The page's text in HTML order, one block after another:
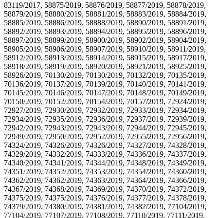
83119/2017, 58875/2019, 58876/2019, 58877/2019, 58878/2019,
58879/2019, 58880/2019, 58881/2019, 58883/2019, 58884/2019,
58885/2019, 58886/2019, 58888/2019, 58890/2019, 58891/2019,
58892/2019, 58893/2019, 58894/2019, 58895/2019, 58896/2019,
58897/2019, 58899/2019, 58900/2019, 58902/2019, 58904/2019,
58905/2019, 58906/2019, 58907/2019, 58910/2019, 58911/2019,
58912/2019, 58913/2019, 58914/2019, 58915/2019, 58917/2019,
58918/2019, 58919/2019, 58920/2019, 58921/2019, 58925/2019,
58926/2019, 70130/2019, 70130/2019, 70132/2019, 70135/2019,
70136/2019, 70137/2019, 70139/2019, 70140/2019, 70141/2019,
70145/2019, 70146/2019, 70147/2019, 70148/2019, 70149/2019,
70150/2019, 70152/2019, 70154/2019, 70157/2019, 72924/2019,
72927/2019, 72930/2019, 72932/2019, 72933/2019, 72934/2019,
72934/2019, 72935/2019, 72936/2019, 72937/2019, 72939/2019,
72942/2019, 72943/2019, 72943/2019, 72944/2019, 72945/2019,
72949/2019, 72950/2019, 72952/2019, 72955/2019, 72956/2019,
74324/2019, 74326/2019, 74326/2019, 74327/2019, 74328/2019,
74329/2019, 74332/2019, 74333/2019, 74336/2019, 74337/2019,
74340/2019, 74341/2019, 74344/2019, 74348/2019, 74349/2019,
74351/2019, 74352/2019, 74353/2019, 74354/2019, 74360/2019,
74362/2019, 74362/2019, 74363/2019, 74364/2019, 74366/2019,
74367/2019, 74368/2019, 74369/2019, 74370/2019, 74372/2019,
74375/2019, 74375/2019, 74376/2019, 74377/2019, 74378/2019,
74379/2019, 74380/2019, 74381/2019, 74382/2019, 77104/2019,
77104/2019, 77107/2019, 77108/2019, 77110/2019, 77111/2019,